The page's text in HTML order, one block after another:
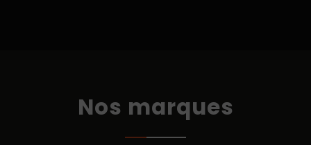
Nos marques